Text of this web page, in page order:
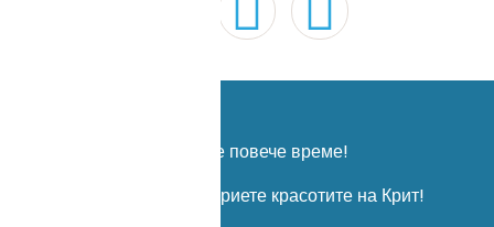
Не губете повече време!
Елате с нас да откриете красотите на Крит!